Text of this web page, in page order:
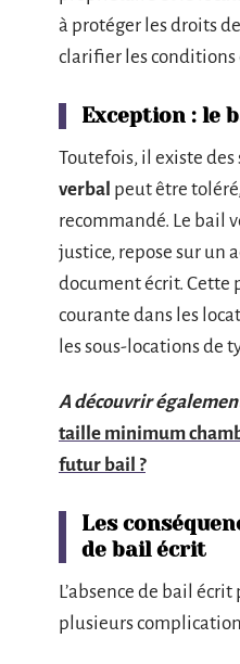
à protéger les droits
clarifier les conditions
Exception : le
Toutefois, il existe
verbal peut être
recommandé. Le bail
justice, repose sur un
document écrit. Cette
courante dans les
les sous-locations de
A découvrir
taille minimum
futur bail ?
Les
de bail écrit
L’absence de bail
plusieurs